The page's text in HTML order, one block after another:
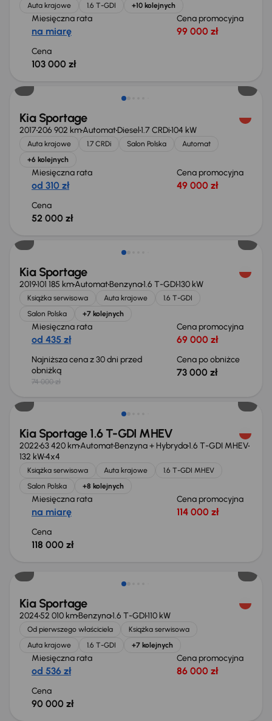
Auta krajowe
1.6 T-GDI +10 kolejnych
Miesięczna rata
na miarę
Cena promocyjna
99 000 zł
Cena
103 000 zł
Kia Sportage
2017206 902 kmAutomatDiesel1.7 CRDi104 kW
Auta krajowe 1.7 CRDi Salon Polska
Automat
+6 kolejnych
Miesięczna rata
od 310 zł
Cena promocyjna
49 000 zł
Cena
52 000 zł
Taniej o 1 000 zł
Kia Sportage
2019101 185 kmAutomatBenzyna1.6 T-GDI130 kW
Książka serwisowa Auta krajowe
1.6 T-GDI
Salon Polska
+7 kolejnych
Miesięczna rata
od 435 zł
Cena promocyjna
69 000 zł
Najniższa cena z 30 dni przed
obniżką
74 000 zł
Cena po obniżce
73 000 zł
Kia Sportage 1.6 T-GDI MHEV
202263 420 kmAutomatBenzyna + Hybryda1.6 T-GDI MHEV
132 kW4x4
Książka serwisowa Auta krajowe
1.6 T-GDI MHEV
Salon Polska
+8 kolejnych
Miesięczna rata
na miarę
Cena promocyjna
114 000 zł
Cena
118 000 zł
Kia Sportage
202452 010 kmBenzyna1.6 T-GDI110 kW
Od pierwszego właściciela
Książka serwisowa
Auta krajowe
1.6 T-GDI +7 kolejnych
Miesięczna rata
od 536 zł
Cena promocyjna
86 000 zł
Cena
90 000 zł